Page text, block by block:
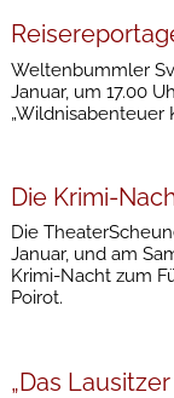
Weltenbummler
Januar, um 17.00
„Wildnisabenteuer
Die Krimi-
Die
Januar, und am
Krimi-Nacht zum
Poirot.
„Das